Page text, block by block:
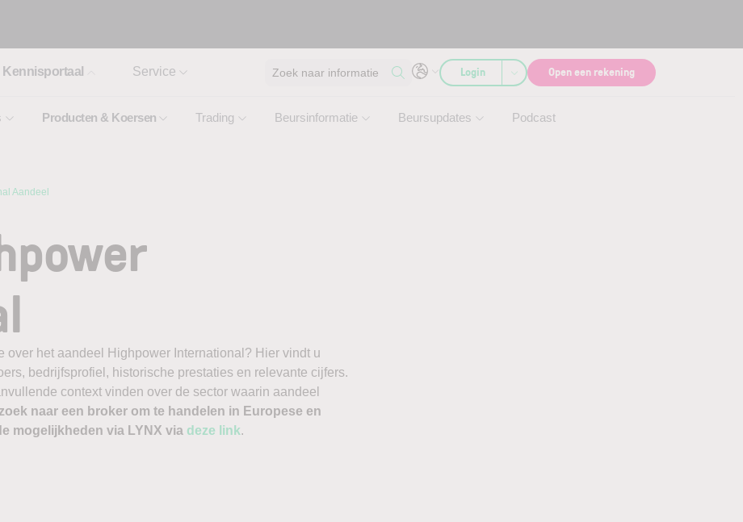
Kennisportaal
Producten & Koersen Trading Beursinformatie Beursupdates Podcast
Service Zoek naar informatie Login Open een rekening
Aandeel
over het aandeel Highpower International? Hier vindt u
bedrijfsprofiel, historische prestaties en relevante cijfers.
context vinden over de sector waarin aandeel
naar een broker om te handelen in Europese en
mogelijkheden via LYNX via deze link.